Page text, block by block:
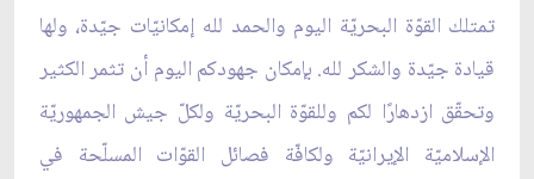
تمتلك القوّة البحريّة اليوم والحمد لله إمكانيّات جيّدة، ولها
قيادة جيّدة والشكر لله. بإمكان جهودكم اليوم أن تثمر الكثير
وتحقّق ازدهارًا لكم وللقوّة البحريّة ولكلّ جيش الجمهوريّة
الإسلاميّة الإيرانيّة ولكافّة فصائل القوّات المسلّحة في